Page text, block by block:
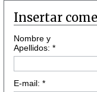
Insertar
Nombre y
Apellidos: *
E-mail: *